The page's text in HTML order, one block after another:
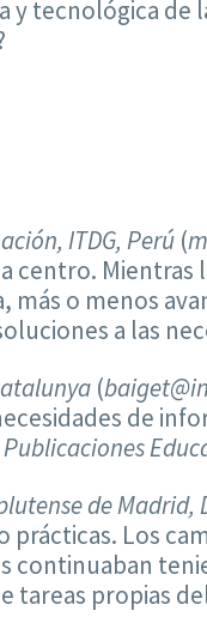
tecnológica de
ITDG, Perú (
centro.
o menos
a las
(
de
de
Los
continuaban
tareas propias